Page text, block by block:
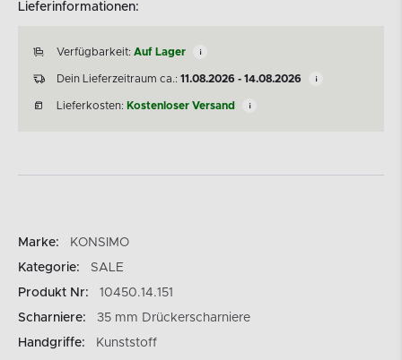
Lieferinformationen:
Verfügbarkeit: Auf Lager
Dein Lieferzeitraum ca.: 11.08.2026 - 14.08.2026
Lieferkosten: Kostenloser Versand
Marke:
KONSIMO
Kategorie:
SALE
Produkt Nr:
10450.14.151
Scharniere:
35 mm Drückerscharniere
Handgriffe:
Kunststoff